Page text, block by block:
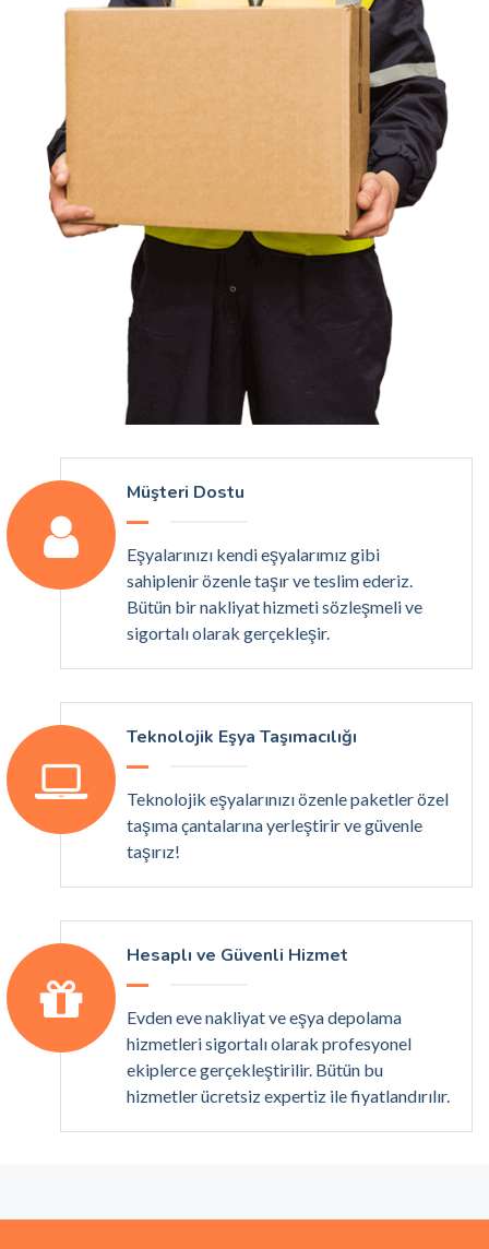
Müşteri Dostu
Eşyalarınızı kendi eşyalarımız gibi
sahiplenir özenle taşır ve teslim ederiz.
Bütün bir nakliyat hizmeti sözleşmeli ve
sigortalı olarak gerçekleşir.
Teknolojik Eşya Taşımacılığı
Teknolojik eşyalarınızı özenle paketler özel
taşıma çantalarına yerleştirir ve güvenle
taşırız!
Hesaplı ve Güvenli Hizmet
Evden eve nakliyat ve eşya depolama
hizmetleri sigortalı olarak profesyonel
ekiplerce gerçekleştirilir. Bütün bu
hizmetler ücretsiz expertiz ile fiyatlandırılır.